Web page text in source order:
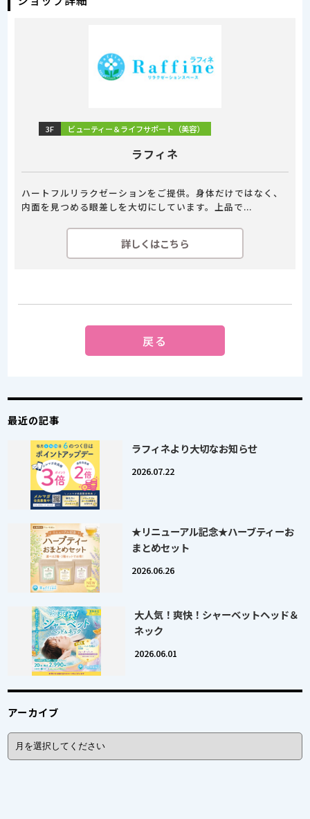
3F ビューティー＆ライフサポート（美容）
ラフィネ
ハートフルリラクゼーションをご提供。身体だけではなく、
内面を見つめる眼差しを大切にしています。上品で...
詳しくはこちら
戻る
最近の記事
ラフィネより大切なお知らせ
2026.07.22
★リニューアル記念★ハーブティーお
まとめセット
2026.06.26
大人気！爽快！シャーベットヘッド＆
ネック
2026.06.01
アーカイブ